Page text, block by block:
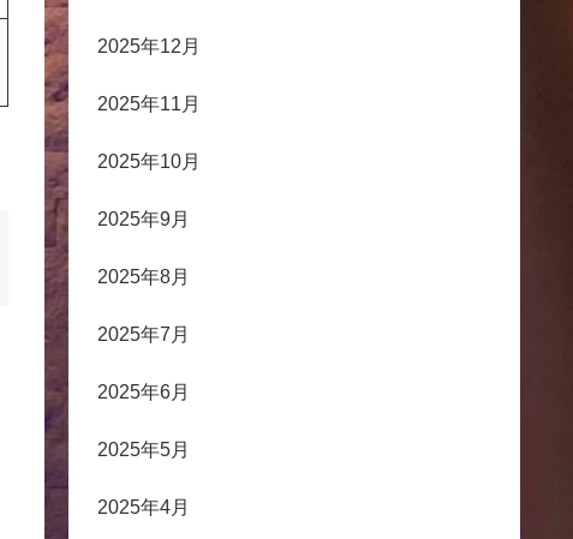
2025年12月
2025年11月
2025年10月
2025年9月
2025年8月
2025年7月
2025年6月
2025年5月
2025年4月